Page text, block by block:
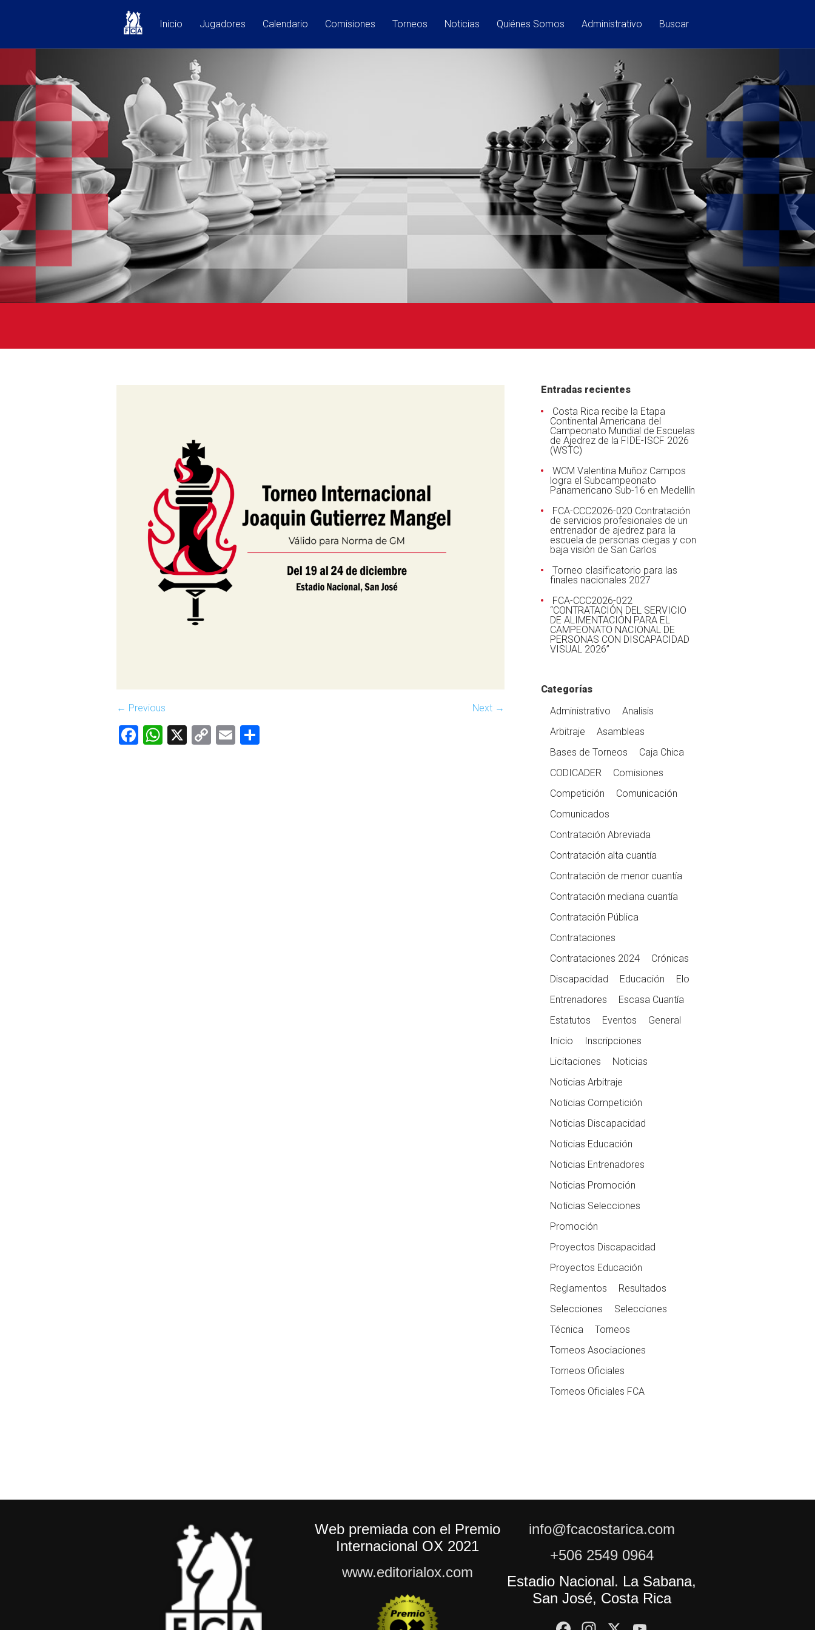
Inicio Jugadores Calendario Comisiones Torneos Noticias Quiénes Somos Administrativo Buscar
← Previous Next →
Facebook
WhatsApp
X
CopyEmail
Entradas recientes
Costa Rica recibe la Etapa
Continental Americana del
Campeonato Mundial de Escuelas
de Ajedrez de la FIDE-ISCF 2026
(WSTC)
WCM Valentina Muñoz Campos
logra el Subcampeonato
Panamericano Sub-16 en Medellín
FCA-CCC2026-020 Contratación
de servicios profesionales de un
entrenador de ajedrez para la
escuela de personas ciegas y con
baja visión de San Carlos
Torneo clasificatorio para las
finales nacionales 2027
FCA-CCC2026-022
“CONTRATACIÓN DEL SERVICIO
DE ALIMENTACIÓN PARA EL
CAMPEONATO NACIONAL DE
PERSONAS CON DISCAPACIDAD
VISUAL 2026”
Categorías
Administrativo
Analisis
Arbitraje
Asambleas
Bases de Torneos
Caja Chica
CODICADER
Comisiones
Competición
Comunicación
Comunicados
Contratación Abreviada
Contratación alta cuantía
Contratación de menor cuantía
Contratación mediana cuantía
Contratación Pública
Contrataciones
Contrataciones 2024
Crónicas
Discapacidad
Educación
Elo
Entrenadores
Escasa Cuantía
Estatutos
Eventos
General
Inicio
Inscripciones
Licitaciones
Noticias
Noticias Arbitraje
Noticias Competición
Noticias Discapacidad
Noticias Educación
Noticias Entrenadores
Noticias Promoción
Noticias Selecciones
Promoción
Proyectos Discapacidad
Proyectos Educación
Reglamentos
Resultados
Selecciones
Selecciones
Técnica
Torneos
Torneos Asociaciones
Torneos Oficiales
Torneos Oficiales FCA
Web premiada con el Premio
Internacional OX 2021
www.editorialox.com
info@fcacostarica.com
+506 2549 0964
Estadio Nacional. La Sabana,
San José, Costa Rica